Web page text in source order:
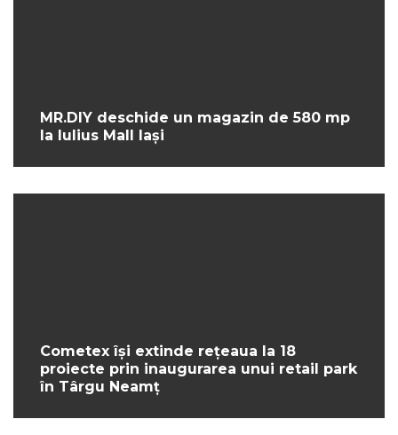
MR.DIY deschide un magazin de 580 mp
la Iulius Mall Iași
Cometex își extinde rețeaua la 18
proiecte prin inaugurarea unui retail park
în Târgu Neamț